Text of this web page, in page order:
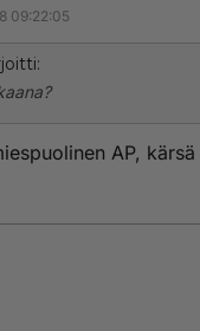
09:22:05
AP,